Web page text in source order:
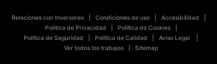
Relaciones con Inversores Condiciones de uso
Accesibilidad
Política de Privacidad
Política de Cookies
Política de Seguridad
Política de Calidad
Aviso Legal
Ver todos los trabajos
Sitemap